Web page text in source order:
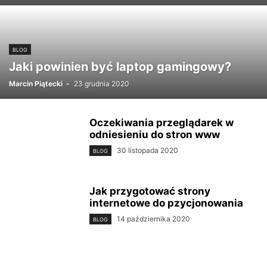
BLOG
Jaki powinien być laptop gamingowy?
Marcin Piątecki - 23 grudnia 2020
Oczekiwania przeglądarek w
odniesieniu do stron www
BLOG 30 listopada 2020
Jak przygotować strony
internetowe do pzycjonowania
BLOG 14 października 2020